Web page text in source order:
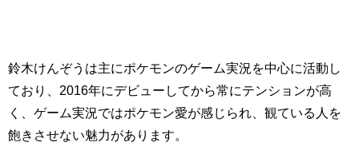
鈴木けんぞうは主にポケモンのゲーム実況を中心に活動し
ており、2016年にデビューしてから常にテンションが高
く、ゲーム実況ではポケモン愛が感じられ、観ている人を
飽きさせない魅力があります。